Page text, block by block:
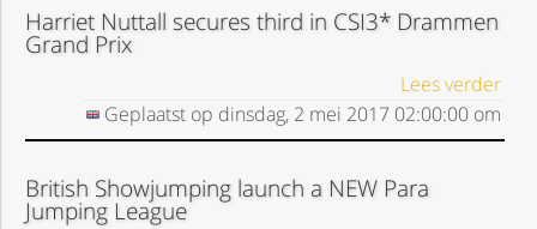
Harriet Nuttall secures third in CSI3* Drammen
Grand Prix
Lees verder
Geplaatst op dinsdag, 2 mei 2017 02:00:00om
British Showjumping launch a NEW Para
Jumping League